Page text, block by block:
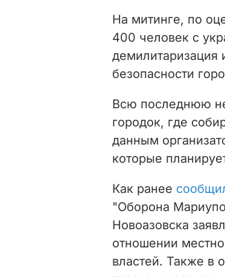
На митинге, по
400 человек с
демилитаризация
безопасности
Всю последнюю
городок, где
данным
которые
Как ранее
"Оборона
Новоазовска
отношении
властей. Также в